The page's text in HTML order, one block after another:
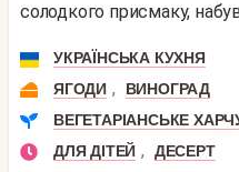
солодкого присмаку,
УКРАЇНСЬКА КУХНЯ
ЯГОДИ ,
ВИНОГРАД
ВЕГЕТАРІАНСЬКЕ
ДЛЯ ДІТЕЙ ,
ДЕСЕРТ